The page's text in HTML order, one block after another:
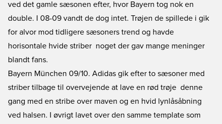
ved det gamle sæsonen efter, hvor Bayern tog nok en
double. I 08-09 vandt de dog intet. Trøjen de spillede i gik
for alvor mod tidligere sæsoners trend og havde
horisontale hvide striber  noget der gav mange meninger
blandt fans.
Bayern München 09/10. Adidas gik efter to sæsoner med
striber tilbage til overvejende at lave en rød trøje  denne
gang med en stribe over maven og en hvid lynlåsåbning
ved halsen. I øvrigt lavet over den samme template som